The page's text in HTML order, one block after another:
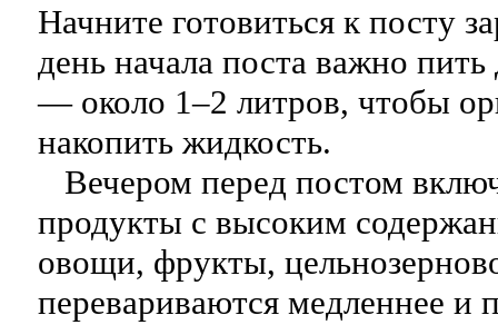
Начните готовиться к посту
день начала поста важно
— около 1–2 литров, чтобы
накопить жидкость.
Вечером перед постом
продукты с высоким
овощи, фрукты,
перевариваются медленнее и